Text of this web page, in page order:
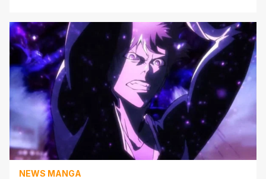
originale di Yasuhiro Nightow si è chiusa qualche anno fa
ormai e per coronare il successo è stato prodotto anche
[']
NEWS MANGA